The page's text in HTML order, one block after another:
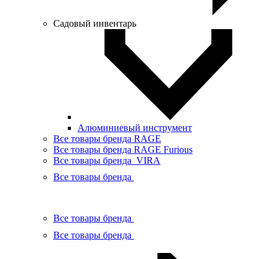
Садовый инвентарь
Алюминиевый инструмент
Все товары бренда RAGE
Все товары бренда RAGE Furious
Все товары бренда VIRA
Все товары бренда
Все товары бренда
Все товары бренда